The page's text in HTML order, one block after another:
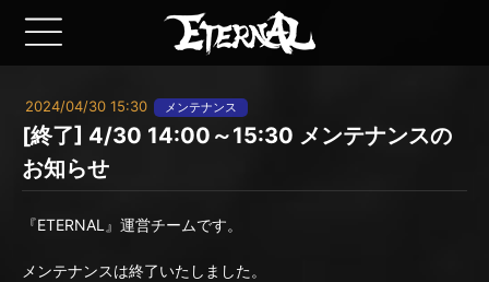
2024/04/30 15:30 メンテナンス
[終了] 4/30 14:00～15:30 メンテナンスの
お知らせ
『ETERNAL』運営チームです。
メンテナンスは終了いたしました。